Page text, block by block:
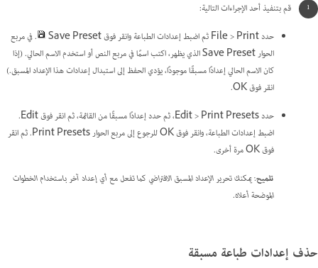
قم بتنفيذ أحد الإجراءات التالية:
حدد File > Print ثم اضبط إعدادات الطباعة وانقر فوق Save Preset
. في مربع
الحوار Save Preset الذي يظهر، اكتب اسمًا في مربع النص أو استخدم الاسم الحالي. (إذا
كان الاسم الحالي إعدادًا مسبقًا موجودًا، يؤدي الحفظ إلى استبدال إعدادات هذا الإعداد المسبق.)
انقر فوق OK.
حدد Edit > Print Presets، ثم حدد إعدادًا مسبقًا من القائمة، ثم انقر فوق Edit.
اضبط إعدادات الطباعة، وانقر فوق OK للرجوع إلى مربع الحوار Print Presets. ثم انقر
فوق OK مرة أخرى.
تلميح: يمكنك تحرير الإعداد المسبق الافتراضي كما تفعل مع أي إعداد آخر باستخدام الخطوات
الموضحة أعلاه.
حذف إعدادات طباعة مسبقة